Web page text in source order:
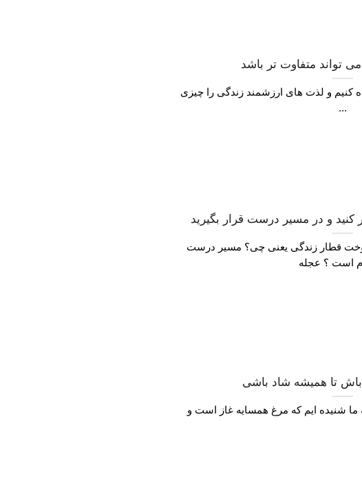
کنیم و لذت های ارزشمند زندگی را چیزی
...
و در مسیر درست قرار بگیرید
قطار زندگی یعنی چی؟ مسیر درست
تا همیشه شاد باشی